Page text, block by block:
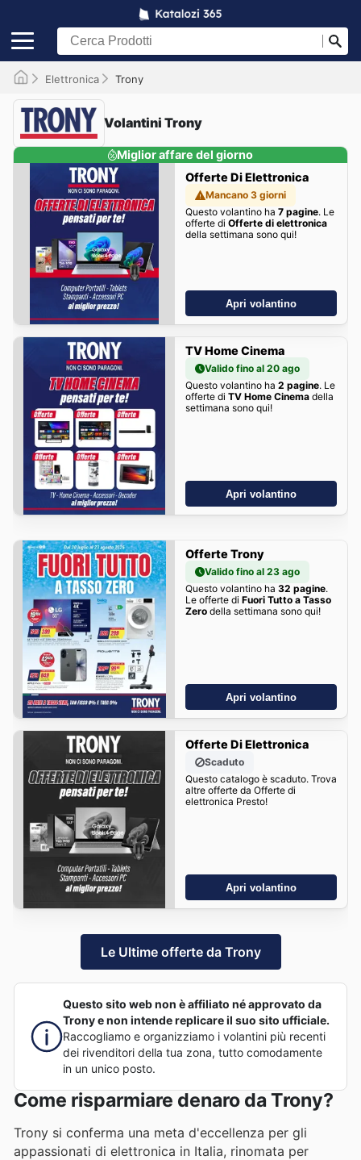
Elettronica Trony
Volantini Trony
Miglior affare del giorno
Offerte Di Elettronica
Mancano 3 giorni
Questo volantino ha 7 pagine. Le
offerte di Offerte di elettronica
della settimana sono qui!
Apri volantino
TV Home Cinema
Valido fino al 20 ago
Questo volantino ha 2 pagine. Le
offerte di TV Home Cinemadella
settimana sono qui!
Apri volantino
Offerte Trony
Valido fino al 23 ago
Questo volantino ha 32 pagine.
Le offerte di Fuori Tutto a Tasso
Zerodella settimana sono qui!
Apri volantino
Offerte Di Elettronica
Scaduto
Questo catalogo è scaduto. Trova
altre offerte da Offerte di
elettronica Presto!
Apri volantino
Le Ultime offerte da Trony
Questo sito web non è affiliato né approvato da
Trony e non intende replicare il suo sito ufficiale.
Raccogliamo e organizziamo i volantini più recenti
dei rivenditori della tua zona, tutto comodamente
in un unico posto.
Come risparmiare denaro da Trony?
Trony si conferma una meta d'eccellenza per gli
appassionati di elettronica in Italia, rinomata per